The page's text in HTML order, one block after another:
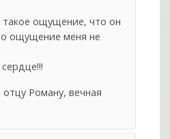
ощущение, что он
ощущение меня не
Роману, вечная